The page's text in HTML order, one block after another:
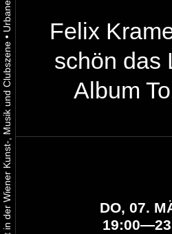
•
Felix
schön das
Album
DO, 07.